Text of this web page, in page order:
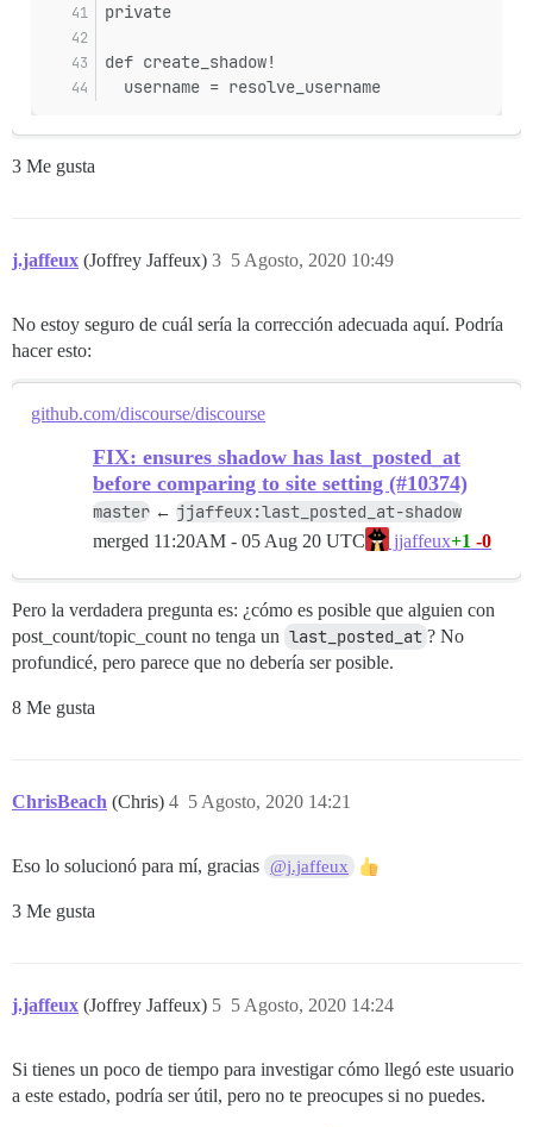
private
def create_shadow!
  username = resolve_username
3 Me gusta
j.jaffeux (Joffrey Jaffeux) 5 Agosto, 2020 10:49
3
No estoy seguro de cuál sería la corrección adecuada aquí. Podría
hacer esto:
github.com/discourse/discourse
FIX: ensures shadow has last_posted_at
before comparing to site setting (#10374)
master ← jjaffeux:last_posted_at-shadow
merged 11:20AM - 05 Aug 20 UTC jjaffeux+1 -0
Pero la verdadera pregunta es: ¿cómo es posible que alguien con
post_count/topic_count no tenga un last_posted_at ? No
profundicé, pero parece que no debería ser posible.
8 Me gusta
ChrisBeach (Chris) 5 Agosto, 2020 14:21
4
Eso lo solucionó para mí, gracias @j.jaffeux
3 Me gusta
j.jaffeux (Joffrey Jaffeux) 5 Agosto, 2020 14:24
5
Si tienes un poco de tiempo para investigar cómo llegó este usuario
a este estado, podría ser útil, pero no te preocupes si no puedes.